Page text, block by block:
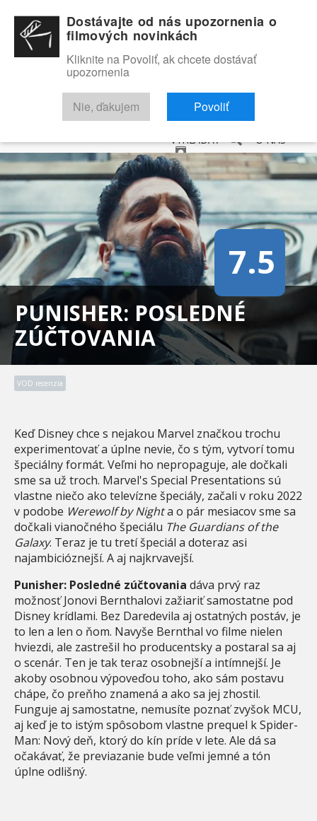
RECENZIE TRAILERY FILMOVÁ DATABÁZA
VYHĽADAŤ O NÁS
PUNISHER: POSLEDNÉ
ZÚČTOVANIA
7.5
VOD recenzia
Keď Disney chce s nejakou Marvel značkou trochu
experimentovať a úplne nevie, čo s tým, vytvorí tomu
špeciálny formát. Veľmi ho nepropaguje, ale dočkali
sme sa už troch. Marvel's Special Presentations sú
vlastne niečo ako televízne špeciály, začali v roku 2022
v podobe Werewolf by Nighta o pár mesiacov sme sa
dočkali vianočného špeciálu The Guardians of the
Galaxy. Teraz je tu tretí špeciál a doteraz asi
najambicióznejší. A aj najkrvavejší.
Punisher: Posledné zúčtovania dáva prvý raz
možnosť Jonovi Bernthalovi zažiariť samostatne pod
Disney krídlami. Bez Daredevila aj ostatných postáv, je
to len a len o ňom. Navyše Bernthal vo filme nielen
hviezdi, ale zastrešil ho producentsky a postaral sa aj
o scenár. Ten je tak teraz osobnejší a intímnejší. Je
akoby osobnou výpoveďou toho, ako sám postavu
chápe, čo preňho znamená a ako sa jej zhostil.
Funguje aj samostatne, nemusíte poznať zvyšok MCU,
aj keď je to istým spôsobom vlastne prequel k Spider-
Man: Nový deň, ktorý do kín príde v lete. Ale dá sa
očakávať, že previazanie bude veľmi jemné a tón
úplne odlišný.
Dostávajte od nás upozornenia o
filmových novinkách
Kliknite na Povoliť, ak chcete dostávať
upozornenia
Nie, ďakujem Povoliť